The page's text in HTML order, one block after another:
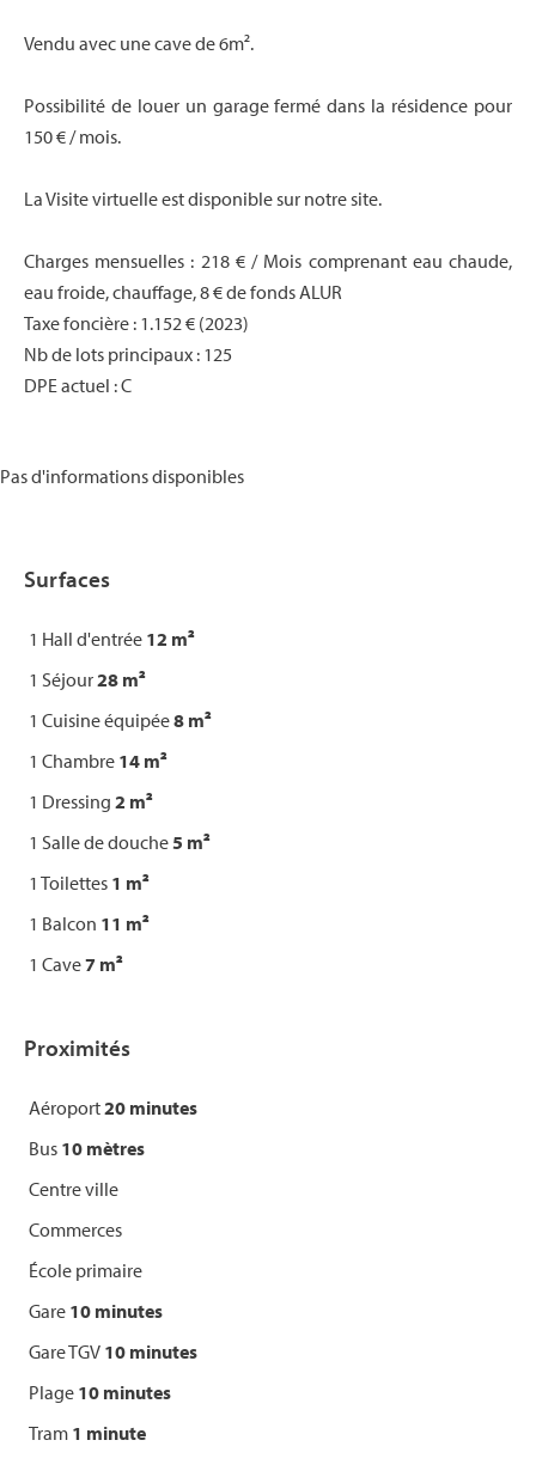
Vendu avec une cave de 6m².
Possibilité de louer un garage fermé dans la résidence pour
150 € / mois.
La Visite virtuelle est disponible sur notre site.
Charges mensuelles : 218 € / Mois comprenant eau chaude,
eau froide, chauffage, 8 € de fonds ALUR
Taxe foncière : 1.152 € (2023)
Nb de lots principaux : 125
DPE actuel : C
Pas d'informations disponibles
Surfaces
1 Hall d'entrée 12 m²
1 Séjour28 m²
1 Cuisine équipée8 m²
1 Chambre 14 m²
1 Dressing 2 m²
1 Salle de douche5 m²
1 Toilettes 1 m²
1 Balcon 11 m²
1 Cave7 m²
Proximités
Aéroport20 minutes
Bus 10 mètres
Centre ville
Commerces
École primaire
Gare 10 minutes
Gare TGV 10 minutes
Plage 10 minutes
Tram 1 minute